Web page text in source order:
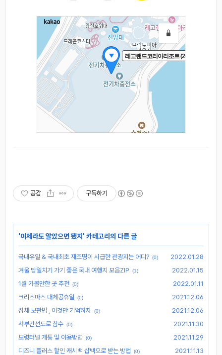
공감 구독하기
'이제라도 알았으면 됐지 ' 카테고리의 다른 글
국내유일 & 국내최초 재조명이 시급한 관광지는 어디? (0)
2022.01.28
겨울 당일치기 가기 좋은 국내 여행지 모음ZIP
(1)
2022.01.15
1월 가볼만한 곳 추천 (0)
2022.01.11
크리스마스 대체공휴일
(0)
2021.12.06
잡채 보관법 , 이것만 기억하자 (0)
2021.12.06
서부간선도로 침수 (0)
2021.11.30
보령터널 개통 및 이용방법
(0)
2021.11.29
디즈니 플러스 할인 캐시백 샵백으로 받는 방법
(0) 2021.11.13